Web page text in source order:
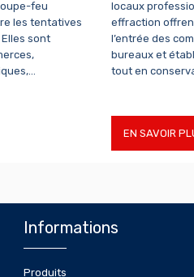
feu
les tentatives
sont
locaux
effraction
l’entrée des
bureaux et
tout en
EN SAVOIR
Informations
Produits